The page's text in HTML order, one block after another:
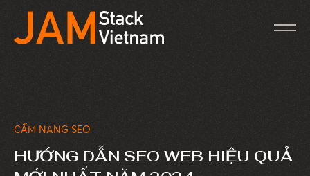
CẨM NANG SEO
HƯỚNG DẪN SEO WEB HIỆU QUẢ